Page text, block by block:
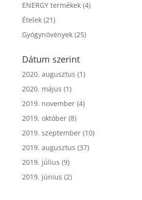
ENERGY termékek(4)
Ételek(21)
Gyógynövények(25)
Dátum szerint
2020. augusztus (1)
2020. május (1)
2019. november(4)
2019. október(8)
2019. szeptember(10)
2019. augusztus (37)
2019. július (9)
2019. június (2)